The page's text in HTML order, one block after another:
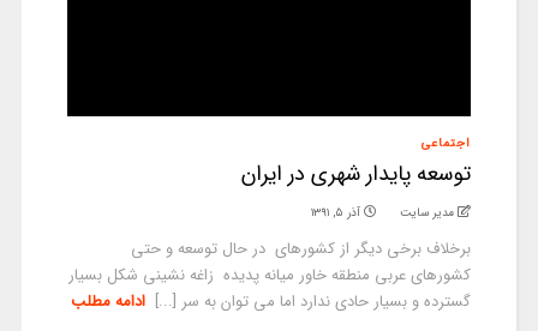
اجتماعی
توسعه پایدار شهری در ایران
مدیر سایت آذر ۵, ۱۳۹۱
برخلاف برخی دیگر از کشورهای در حال توسعه و حتی
کشورهای عربی منطقه خاور میانه پدیده زاغه نشینی شکل بسیار
گسترده و بسیار حادی ندارد اما می توان به سر [...] ادامه مطلب